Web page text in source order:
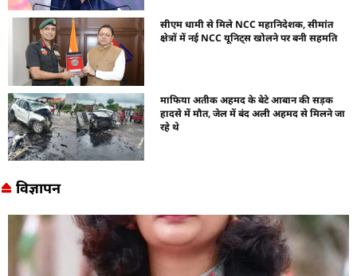
सीएम धामी से मिले NCC महानिदेशक, सीमांत
क्षेत्रों में नई NCC यूनिट्स खोलने पर बनी सहमति
माफिया अतीक अहमद के बेटे आबान की सड़क
हादसे में मौत, जेल में बंद अली अहमद से मिलने जा
रहे थे
विज्ञापन